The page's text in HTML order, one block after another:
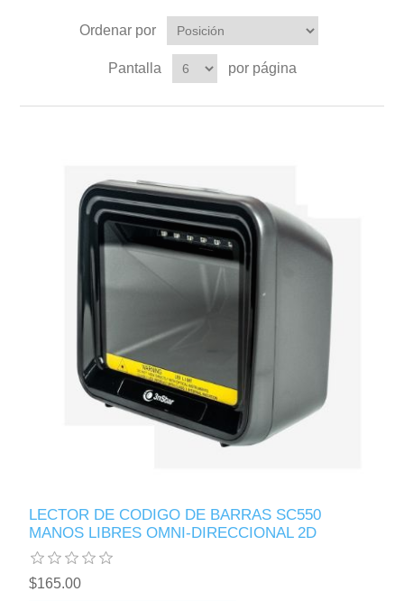
Ordenar por
Pantalla por página
LECTOR DE CODIGO DE BARRAS SC550
MANOS LIBRES OMNI-DIRECCIONAL 2D
$165.00